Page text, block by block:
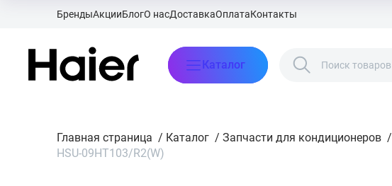
БрендыАкцииБлогО насДоставкаОплатаКонтакты
Каталог
Главная страница / Каталог / Запчасти для кондиционеров /
HSU-09HT103/R2(W)